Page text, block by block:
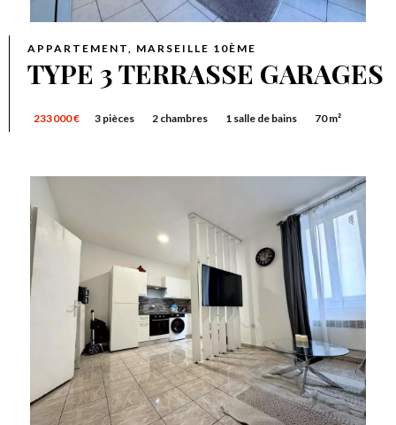
APPARTEMENT, MARSEILLE 10ÈME
TYPE 3 TERRASSE GARAGES
233 000 € 3 pièces 2 chambres 1 salle de bains 70 m²